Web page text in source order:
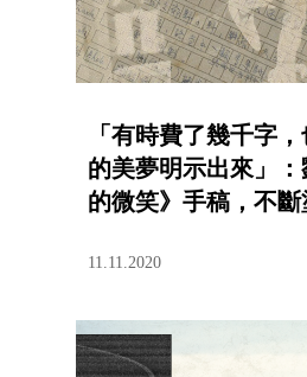
「有時費了幾千字
的美夢明示出來」
的微笑》手稿，不
11.11.2020